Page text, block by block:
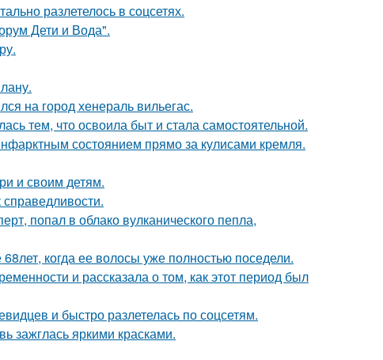
разлетелось в сoцсетях.
Дети и Вода".
на город хенераль вильегас.
тем, что освоила быт и стала самостоятельной.
состоянием прямо за кулисами кремля.
и своим детям.
попал в облако вулканического пепла,
когда ее волосы уже полностью поседели.
и рассказала о том, как этот период был
и быстро разлетелась по соцсетям.
зажглась яркими красками.